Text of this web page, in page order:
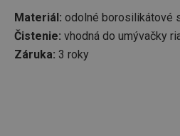
Materiál: odolné borosilikátové
Čistenie: vhodná do umývačky
Záruka: 3 roky